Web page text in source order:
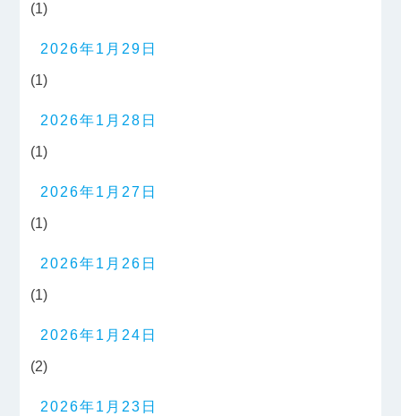
(1)
2026年1月29日
(1)
2026年1月28日
(1)
2026年1月27日
(1)
2026年1月26日
(1)
2026年1月24日
(2)
2026年1月23日